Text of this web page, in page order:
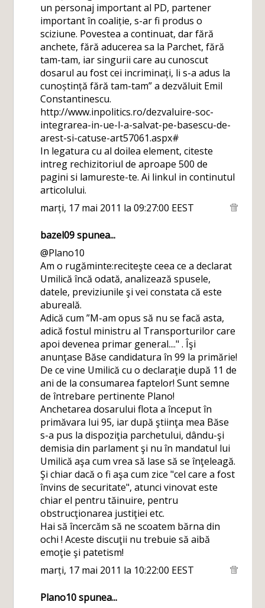
un personaj important al PD, partener
important în coaliție, s-ar fi produs o
sciziune. Povestea a continuat, dar fără
anchete, fără aducerea sa la Parchet, fără
tam-tam, iar singurii care au cunoscut
dosarul au fost cei incriminați, li s-a adus la
cunoștință fără tam-tam” a dezvăluit Emil
Constantinescu.
http://www.inpolitics.ro/dezvaluire-soc-
integrarea-in-ue-l-a-salvat-pe-basescu-de-
arest-si-catuse-art57061.aspx#
In legatura cu al doilea element, citeste
intreg rechizitoriul de aproape 500 de
pagini si lamureste-te. Ai linkul in continutul
articolului.
marți, 17 mai 2011 la 09:27:00 EEST
bazel09spunea...
@Plano10
Am o rugăminte:reciteşte ceea ce a declarat
Umilică încă odată, analizează spusele,
datele, previziunile şi vei constata că este
abureală.
Adică cum ”M-am opus să nu se facă asta,
adică fostul ministru al Transporturilor care
apoi devenea primar general...." . Îşi
anunţase Băse candidatura în 99 la primărie!
De ce vine Umilică cu o declaraţie după 11 de
ani de la consumarea faptelor! Sunt semne
de întrebare pertinente Plano!
Anchetarea dosarului flota a început în
primăvara lui 95, iar după ştiinţa mea Băse
s-a pus la dispoziţia parchetului, dându-şi
demisia din parlament şi nu în mandatul lui
Umilică aşa cum vrea să lase să se înţeleagă.
Şi chiar dacă o fi aşa cum zice "cel care a fost
învins de securitate", atunci vinovat este
chiar el pentru tăinuire, pentru
obstrucţionarea justiţiei etc.
Hai să încercăm să ne scoatem bărna din
ochi ! Aceste discuţii nu trebuie să aibă
emoţie şi patetism!
marți, 17 mai 2011 la 10:22:00 EEST
Plano10spunea...